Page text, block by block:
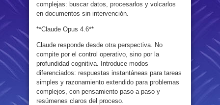
complejas: buscar datos, procesarlos y volcarlos
en documentos sin intervención.
**Claude Opus 4.6**
Claude responde desde otra perspectiva. No
compite por el control operativo, sino por la
profundidad cognitiva. Introduce modos
diferenciados: respuestas instantáneas para tareas
simples y razonamiento extendido para problemas
complejos, con pensamiento paso a paso y
resúmenes claros del proceso.